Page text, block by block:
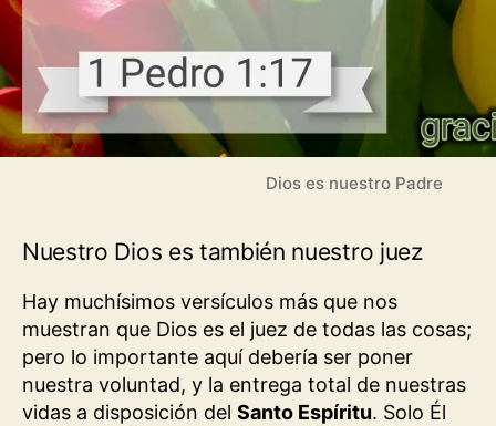
Dios es nuestro Padre
Nuestro Dios es también nuestro juez
Hay muchísimos versículos más que nos
muestran que Dios es el juez de todas las cosas;
pero lo importante aquí debería ser poner
nuestra voluntad, y la entrega total de nuestras
vidas a disposición del Santo Espíritu. Solo Él